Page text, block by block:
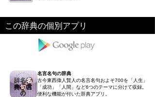
この辞典の個別アプリ
名言名句の辞典
古今東西偉人賢人の名言名句およそ700を「人生」
「成功」「人間」など6つのテーマに分けて収録。
便利な機能が付いた辞典アプリ。